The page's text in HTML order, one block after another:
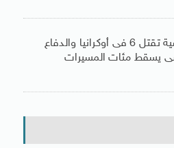
هجمات روسية تقتل 6 فى أوكرانيا والدفاع
يسقط مئات المسيرات